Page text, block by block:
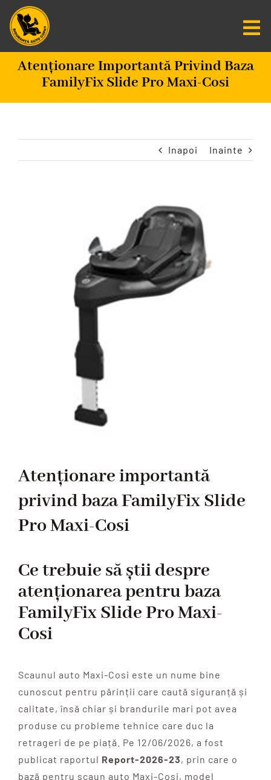
Salt
conținut
Centru De Informare
Fundatia SAC
Atenționare Importantă Privind Baza
FamilyFix Slide Pro Maxi-Cosi
Inapoi Inainte
Atenționare importantă
privind baza FamilyFix Slide
Pro Maxi-Cosi
Ce trebuie să știi despre
atenționarea pentru baza
FamilyFix Slide Pro Maxi-
Cosi
Scaunul auto Maxi-Cosi este un nume bine
cunoscut pentru părinții care caută siguranță și
calitate, însă chiar și brandurile mari pot avea
produse cu probleme tehnice care duc la
retrageri de pe piață. Pe 12/06/2026, a fost
publicat raportul Report-2026-23, prin care o
bază pentru scaun auto Maxi-Cosi, model